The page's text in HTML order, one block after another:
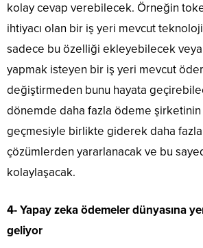
kolay cevap verebilecek. Örneğin
ihtiyacı olan bir iş yeri mevcut
sadece bu özelliği ekleyebilecek veya
yapmak isteyen bir iş yeri mevcut
değiştirmeden bunu hayata
dönemde daha fazla ödeme şirketinin
geçmesiyle birlikte giderek daha
çözümlerden yararlanacak ve bu
kolaylaşacak.
4- Yapay zeka ödemeler dünyasına
geliyor